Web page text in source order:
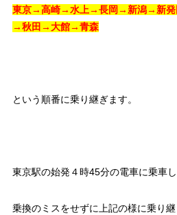
東京→高崎→水上→長岡→新潟→新発
→秋田→大館→青森
という順番に乗り継ぎます。
東京駅の始発４時45分の電車に乗車し
乗換のミスをせずに上記の様に乗り継